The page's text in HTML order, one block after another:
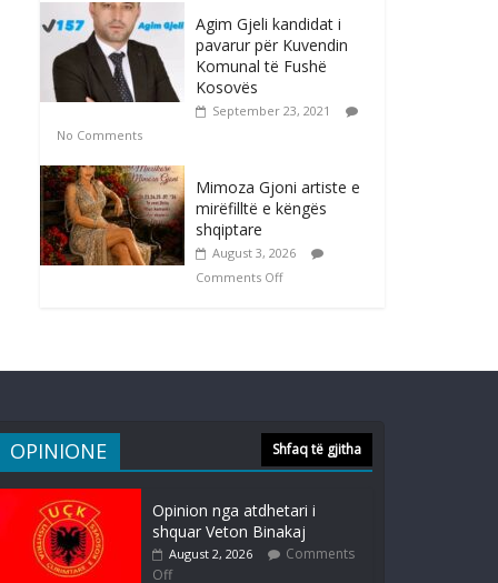
Agim Gjeli kandidat i
pavarur për Kuvendin
Komunal të Fushë
Kosovës
September 23, 2021
No Comments
Mimoza Gjoni artiste e
mirëfilltë e këngës
shqiptare
August 3, 2026
Comments Off
OPINIONE Shfaq të gjitha
Opinion nga atdhetari i
shquar Veton Binakaj
August 2, 2026
Comments
Off